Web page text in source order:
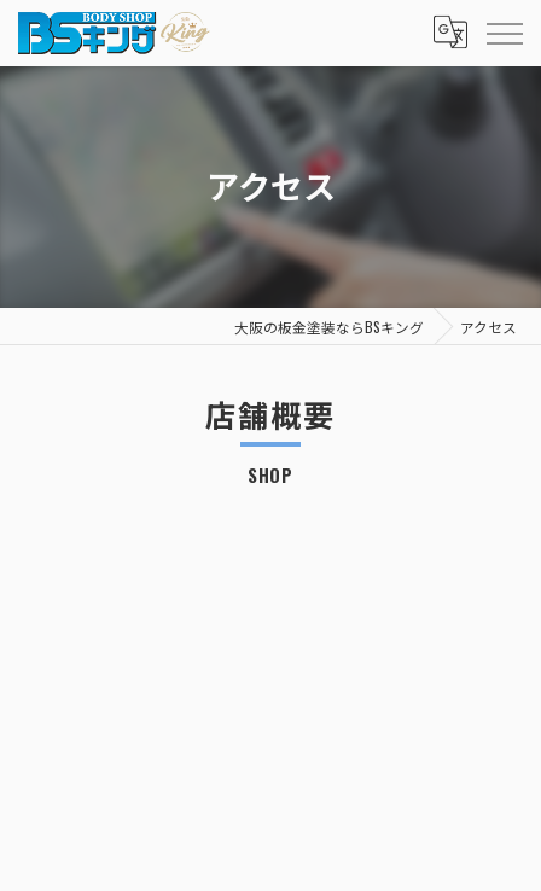
アクセス
大阪の板金塗装ならBSキング アクセス
店舗概要
SHOP